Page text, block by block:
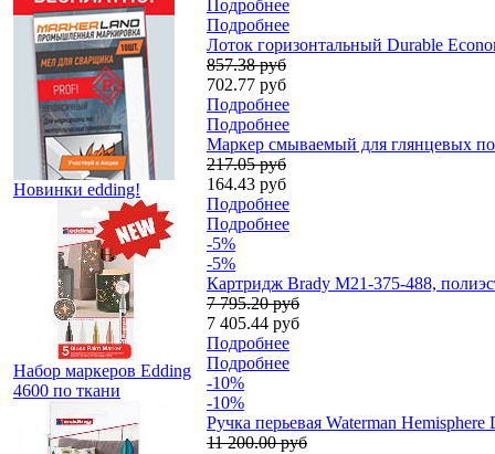
Новинки edding!
Набор маркеров Edding
4600 по ткани
Подробнее
Подробнее
Лоток горизонтальный Durable
857.38 руб
702.77 руб
Подробнее
Подробнее
Мaркер смываемый для глянцевых
217.05 руб
164.43 руб
Подробнее
Подробнее
-5%
-5%
Картридж Brady M21-375-488,
7 795.20 руб
7 405.44 руб
Подробнее
Подробнее
-10%
-10%
Ручка перьевая Waterman
11 200.00 руб